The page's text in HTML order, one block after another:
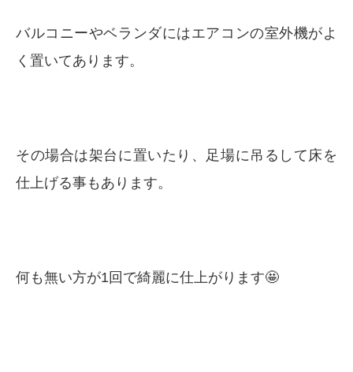
バルコニーやベランダにはエアコンの室外機がよ
く置いてあります。
その場合は架台に置いたり、足場に吊るして床を
仕上げる事もあります。
何も無い方が1回で綺麗に仕上がります🤩